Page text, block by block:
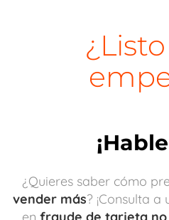
¿Quieres saber cómo
vender más? ¡Consulta
en fraude de tarjeta